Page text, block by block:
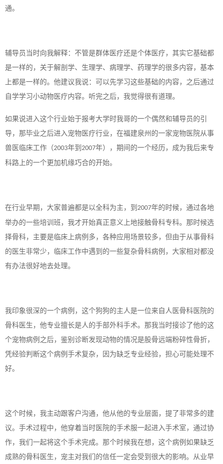
通。
辅导员当时向我解释：不管是群体医疗还是个体医疗，其实它基础都
是一样的，关于解剖学、生理学、病理学、药理学的很多内容，基本
上都是一样的。他建议我说：可以先学习这些基础的内容，之后通过
自学学习小动物医疗内容。听完之后，我觉得很有道理。
如果说进入这个行业始于报考大学时我哥的一个偶然和辅导员的引
导，那毕业之后进入宠物医疗行业，在福建泉州的一家宠物医院从事
兽医临床工作（2003年到 2007年），期间的一个经历，成为我后来专
科路上的一个更加机缘巧合的开始。
在行业早期，大家普遍都是以全科为主，到 2007年的时候，通过各地
举办的一些培训班，我才开始真正意义上地接触骨科专科。那时候选
择骨科，主要是临床上病例多，各种应用场景较多，但由于从事骨科
的医生非常少，临床工作中遇到的一些复杂骨科病例，大家相对都没
有办法很好地去处理。
我印象很深的一个病例，这个狗狗的主人是一位来自人医骨科医院的
骨科医生，他专业擅长是人的手部外科手术。那我当时接诊了他的这
个宠物病例之后，鉴别诊断发现动物的情况是股骨远端粉碎性骨折，
凭经验判断这个病例手术复杂，因为缺乏专业经验，担心可能处理不
好。
这个时候，我主动跟客户沟通，他从他的专业层面，提了非常多的建
议。手术过程中，他穿着当时医院的手术服一起进入手术室，通过协
作，我们一起将这个手术完成。那个时候我在想，这个病例如果缺乏
成熟的骨科医生，宠主对我们的信任一定会受到很大的影响。从业早